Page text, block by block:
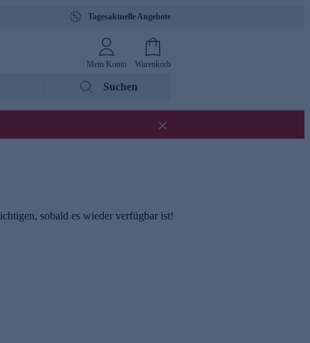
Tagesaktuelle Angebote
Mein Konto Warenkorb
Suchen
sobald es wieder verfügbar ist!